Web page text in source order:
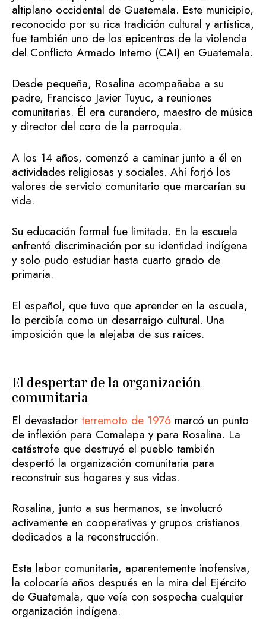
altiplano occidental de Guatemala. Este municipio,
reconocido por su rica tradición cultural y artística,
fue también uno de los epicentros de la violencia
del Conflicto Armado Interno (CAI) en Guatemala.
Desde pequeña, Rosalina acompañaba a su
padre, Francisco Javier Tuyuc, a reuniones
comunitarias. Él era curandero, maestro de música
y director del coro de la parroquia.
A los 14 años, comenzó a caminar junto a él en
actividades religiosas y sociales. Ahí forjó los
valores de servicio comunitario que marcarían su
vida.
Su educación formal fue limitada. En la escuela
enfrentó discriminación por su identidad indígena
y solo pudo estudiar hasta cuarto grado de
primaria.
El español, que tuvo que aprender en la escuela,
lo percibía como un desarraigo cultural. Una
imposición que la alejaba de sus raíces.
El despertar de la organización
comunitaria
El devastador terremoto de 1976 marcó un punto
de inflexión para Comalapa y para Rosalina. La
catástrofe que destruyó el pueblo también
despertó la organización comunitaria para
reconstruir sus hogares y sus vidas.
Rosalina, junto a sus hermanos, se involucró
activamente en cooperativas y grupos cristianos
dedicados a la reconstrucción.
Esta labor comunitaria, aparentemente inofensiva,
la colocaría años después en la mira del Ejército
de Guatemala, que veía con sospecha cualquier
organización indígena.